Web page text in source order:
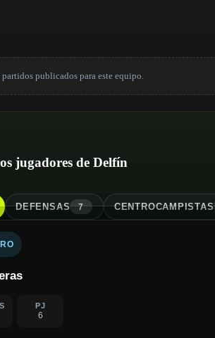
publicados para este equipo.
jugadores de Delfín
DEFENSAS 7 CENTROCAMPISTAS
PJ
6